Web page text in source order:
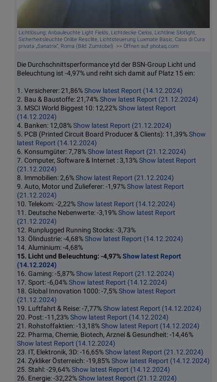
Lichtlösung: Anbauleuchte Light Fields, Lichtdecke Cielos, Lichtlinie Slotlight,
Sicherheitsleuchte Onlite Resclite, Lichtsteuerung Luxmate Basic, Casa di Cura
privata „Sanatrix“, Roma (Bild: Zumtobel) >> Öffnen auf photaq.com
Die Durchschnittsperformance ytd der BSN-Group Licht und
Beleuchtung ist -4,97% und reiht sich damit auf Platz 15 ein:
1. Versicherer: 21,86%Show latest Report (14.12.2024)
2. Bau & Baustoffe: 21,74%Show latest Report (21.12.2024)
3. MSCI World Biggest 10: 12,22%Show latest Report
(14.12.2024)
4. Banken: 12,08%Show latest Report (21.12.2024)
5. PCB (Printed Circuit Board Producer & Clients): 11,39%Show
latest Report (14.12.2024)
6. Konsumgüter: 7,78%Show latest Report (21.12.2024)
7. Computer, Software & Internet : 3,13%Show latest Report
(21.12.2024)
8. Immobilien: 2,6%Show latest Report (21.12.2024)
9. Auto, Motor und Zulieferer: -1,97%Show latest Report
(21.12.2024)
10. Telekom: -2,22%Show latest Report (14.12.2024)
11. Deutsche Nebenwerte: -3,19%Show latest Report
(21.12.2024)
12. Runplugged Running Stocks: -3,73%
13. Ölindustrie: -4,68%Show latest Report (14.12.2024)
14. Aluminium: -4,68%
15. Licht und Beleuchtung: -4,97%Show latest Report
(14.12.2024)
16. Gaming: -5,87%Show latest Report (21.12.2024)
17. Sport: -6,04%Show latest Report (14.12.2024)
18. Global Innovation 1000: -7,5%Show latest Report
(21.12.2024)
19. Luftfahrt & Reise: -7,77%Show latest Report (14.12.2024)
20. Post: -11,23%Show latest Report (14.12.2024)
21. Rohstoffaktien: -13,18%Show latest Report (14.12.2024)
22. Pharma, Chemie, Biotech, Arznei & Gesundheit: -14,46%
Show latest Report (14.12.2024)
23. IT, Elektronik, 3D: -16,65%Show latest Report (21.12.2024)
24. Zykliker Österreich: -19,85%Show latest Report (14.12.2024)
25. Stahl: -29,64%Show latest Report (14.12.2024)
26. Energie: -32,22%Show latest Report (21.12.2024)